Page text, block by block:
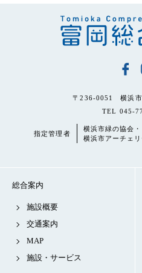
〒236-0051 横浜市
TEL 045-
指定管理者
横浜市緑の協会・
横浜市アーチェ
総合案内
施設概要
交通案内
MAP
施設・サービス